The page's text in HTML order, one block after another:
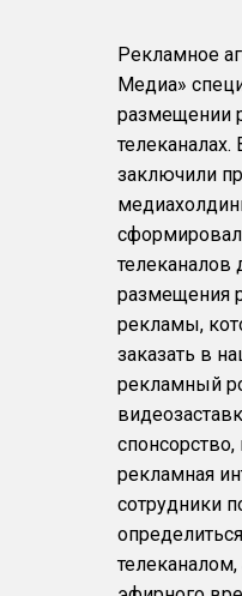
Рекламное
Медиа»
размещении
заключили
телеканалов
размещения
рекламы,
заказать в
рекламный
спонсорство,
рекламная
сотрудники